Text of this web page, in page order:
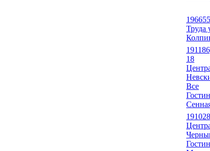
Труда
18
Все